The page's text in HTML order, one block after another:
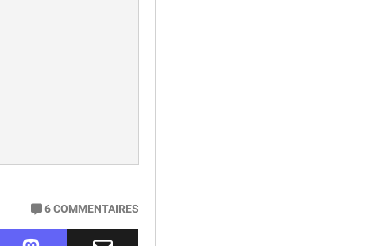
6COMMENTAIRES